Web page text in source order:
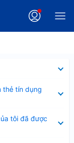
thẻ tín dụng
tôi đã được